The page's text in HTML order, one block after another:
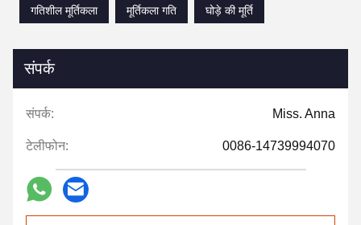
गतिशील मूर्तिकला
मूर्तिकला गति घोड़े की मूर्ति
संपर्क
संपर्क: Miss. Anna
टेलीफोन: 0086-14739994070